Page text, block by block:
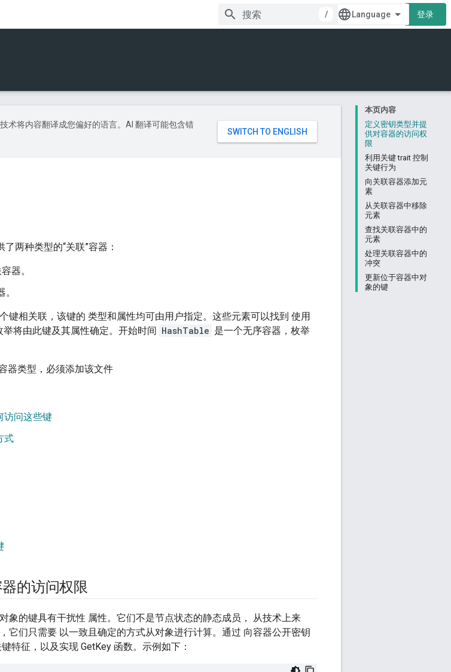
/
登录
本页内容
定义密钥类型并提
供对容器的访问权
限
利用关键 trait 控制
关键行为
向关联容器添加元
素
从关联容器中移除
元素
查找关联容器中的
元素
处理关联容器中的
冲突
更新位于容器中对
象的键
术将内容翻译成您偏好的语言。AI 翻译可能包含错
了两种类型的“关联”容器：
器。
键相关联，该键的 类型和属性均可由用户指定。这些元素可以找到 使用
举将由此键及其属性确定。开始时间 HashTable 是一个无序容器，枚举
器类型，必须添加该文件
访问这些键
式
的访问权限
象的键具有干扰性 属性。它们不是节点状态的静态成员， 从技术上来
它们只需要 以一致且确定的方式从对象进行计算。通过 向容器公开密钥
特征，以及实现 GetKey 函数。示例如下：